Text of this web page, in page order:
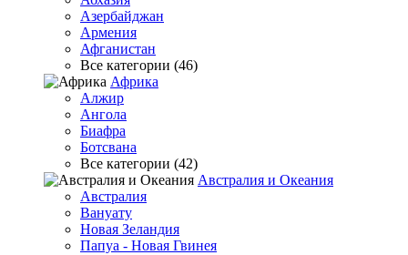
Азербайджан
Армения
Афганистан
Все категории (46)
Африка
Алжир
Ангола
Биафра
Ботсвана
Все категории (42)
Австралия и Океания
Австралия
Вануату
Новая Зеландия
Папуа - Новая Гвинея